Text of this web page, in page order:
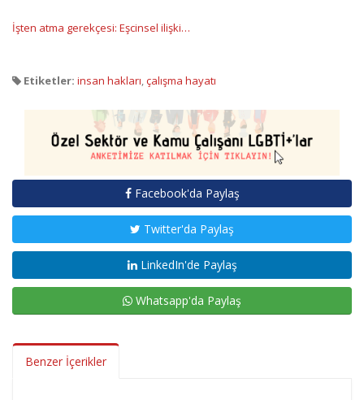
İşten atma gerekçesi: Eşcinsel ilişki…
Etiketler: insan hakları,çalışma hayatı
Facebook'da Paylaş
Twitter'da Paylaş
LinkedIn'de Paylaş
Whatsapp'da Paylaş
Benzer İçerikler